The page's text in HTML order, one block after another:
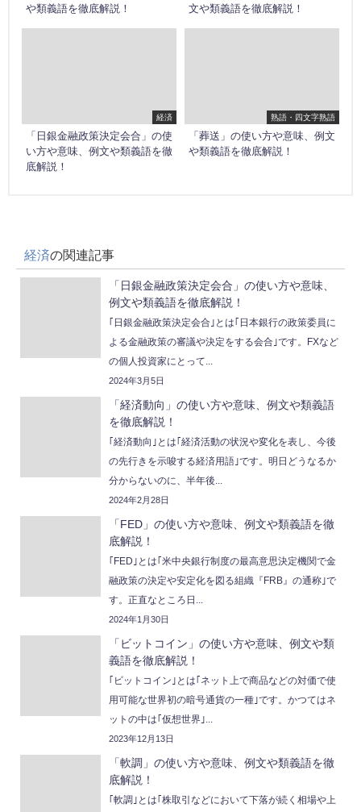
や類義語を徹底解説！
文や類義語を徹底解説！
経済
「日銀金融政策決定会合」の使
い方や意味、例文や類義語を徹
底解説！
熟語・四文字熟語
「葬送」の使い方や意味、例文
や類義語を徹底解説！
経済の関連記事
「日銀金融政策決定会合」の使い方や意味、
例文や類義語を徹底解説！
｢日銀金融政策決定会合｣とは｢日本銀行の政策委員に
よる金融政策の審議や決定をする会合｣です。FXなど
の個人投資家にとって...
2024年3月5日
「経済動向」の使い方や意味、例文や類義語
を徹底解説！
｢経済動向｣とは｢経済活動の状況や変化を表し、今後
の先行きを示唆する経済用語｣です。明日どうなるか
分からないのに、半年後...
2024年2月28日
「FED」の使い方や意味、例文や類義語を徹
底解説！
｢FED｣とは｢米中央銀行制度の最高意思決定機関で金
融政策の決定や安定化を図る組織『FRB』の通称｣で
す。正直なところ日...
2024年1月30日
「ビットコイン」の使い方や意味、例文や類
義語を徹底解説！
｢ビットコイン｣とは｢ネット上で商品などの対価で使
用可能な世界初の暗号通貨の一種｣です。かつてはネ
ットの中は｢仮想世界｣...
2023年12月13日
「軟調」の使い方や意味、例文や類義語を徹
底解説！
｢軟調｣とは｢株取引などにおいて下落が続く相場や上